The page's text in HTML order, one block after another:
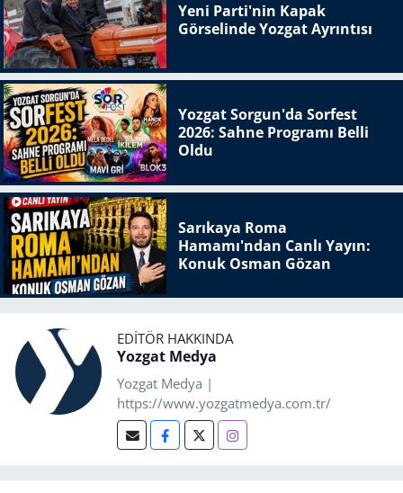
Yeni Parti'nin Kapak
Görselinde Yozgat Ayrıntısı
Yozgat Sorgun'da Sorfest
2026: Sahne Programı Belli
Oldu
Sarıkaya Roma
Hamamı'ndan Canlı Yayın:
Konuk Osman Gözan
EDITÖR HAKKINDA
Yozgat Medya
Yozgat Medya |
https://www.yozgatmedya.com.tr/